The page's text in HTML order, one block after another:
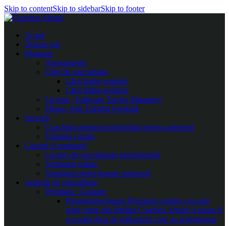
Skip to contentSkip to sidebarSkip to footer
Acasă
Despre noi
Magazin
Abonamente
Cărți de specialitate
Cărți limba română
Cărți limba engleza
Licențe „Software Tactics Manager”
Planșe, folii Taktifol Football
Servicii
Coaching-mentorat individual pentru antrenori
Training camps
Cursuri și seminarii
Cursuri de specializare profesională
Seminarii online
Seminarii perfecționare antrenori
Articole de specialitate
Premium / Gratuite
PremiumSecțiunea Premium conține cea mai
mare parte din librăria Coaches Ahead și poate fi
accesată doar de utilizatorii care au achiziționat